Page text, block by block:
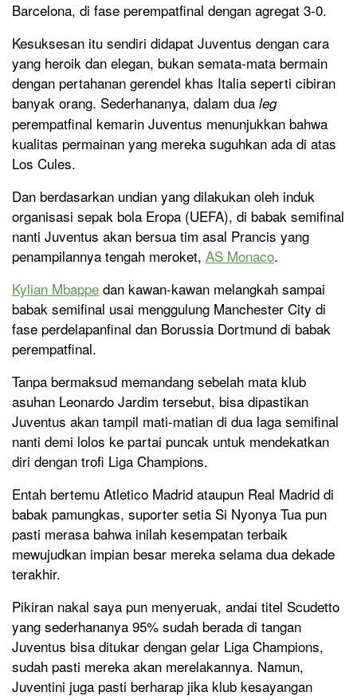
Barcelona, di fase perempatfinal dengan agregat 3-0.
Kesuksesan itu sendiri didapat Juventus dengan cara
yang heroik dan elegan, bukan semata-mata bermain
dengan pertahanan gerendel khas Italia seperti cibiran
banyak orang. Sederhananya, dalam dua leg
perempatfinal kemarin Juventus menunjukkan bahwa
kualitas permainan yang mereka suguhkan ada di atas
Los Cules.
Dan berdasarkan undian yang dilakukan oleh induk
organisasi sepak bola Eropa (UEFA), di babak semifinal
nanti Juventus akan bersua tim asal Prancis yang
penampilannya tengah meroket, AS Monaco.
Kylian Mbappe dan kawan-kawan melangkah sampai
babak semifinal usai menggulung Manchester City di
fase perdelapanfinal dan Borussia Dortmund di babak
perempatfinal.
Tanpa bermaksud memandang sebelah mata klub
asuhan Leonardo Jardim tersebut, bisa dipastikan
Juventus akan tampil mati-matian di dua laga semifinal
nanti demi lolos ke partai puncak untuk mendekatkan
diri dengan trofi Liga Champions.
Entah bertemu Atletico Madrid ataupun Real Madrid di
babak pamungkas, suporter setia Si Nyonya Tua pun
pasti merasa bahwa inilah kesempatan terbaik
mewujudkan impian besar mereka selama dua dekade
terakhir.
Pikiran nakal saya pun menyeruak, andai titel Scudetto
yang sederhananya 95% sudah berada di tangan
Juventus bisa ditukar dengan gelar Liga Champions,
sudah pasti mereka akan merelakannya. Namun,
Juventini juga pasti berharap jika klub kesayangan